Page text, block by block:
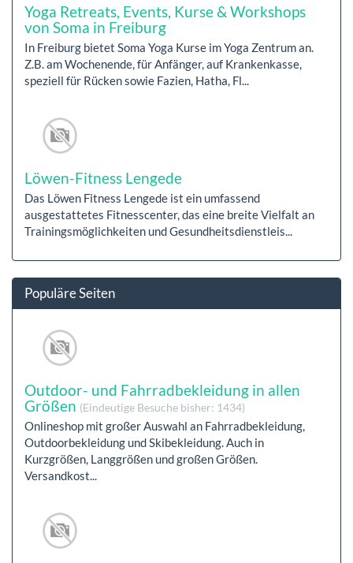
Yoga Retreats, Events, Kurse & Workshops
von Soma in Freiburg
In Freiburg bietet Soma Yoga Kurse im Yoga Zentrum an.
Z.B. am Wochenende, für Anfänger, auf Krankenkasse,
speziell für Rücken sowie Fazien, Hatha, Fl...
Löwen-Fitness Lengede
Das Löwen Fitness Lengede ist ein umfassend
ausgestattetes Fitnesscenter, das eine breite Vielfalt an
Trainingsmöglichkeiten und Gesundheitsdienstleis...
Populäre Seiten
Outdoor- und Fahrradbekleidung in allen
Größen (Eindeutige Besuche bisher: 1434)
Onlineshop mit großer Auswahl an Fahrradbekleidung,
Outdoorbekleidung und Skibekleidung. Auch in
Kurzgrößen, Langgrößen und großen Größen.
Versandkost...